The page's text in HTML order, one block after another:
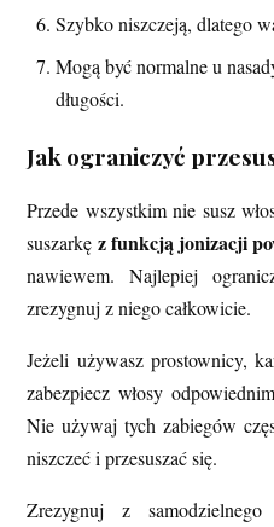
Szybko niszczeją, dlatego
Mogą być normalne u
długości.
Jak ograniczyć
Przede wszystkim nie susz
suszarkę z funkcją jonizacji
nawiewem. Najlepiej
zrezygnuj z niego całkowicie.
Jeżeli używasz prostownicy,
zabezpiecz włosy odpowiednim
Nie używaj tych zabiegów
niszczeć i przesuszać się.
Zrezygnuj z